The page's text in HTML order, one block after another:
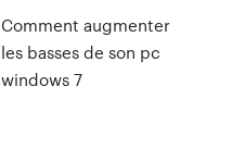
Comment augmenter
les basses de son pc
windows 7